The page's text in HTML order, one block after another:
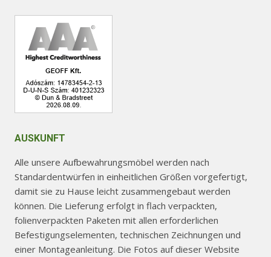
AUSKUNFT
Alle unsere Aufbewahrungsmöbel werden nach
Standardentwürfen in einheitlichen Größen vorgefertigt,
damit sie zu Hause leicht zusammengebaut werden
können. Die Lieferung erfolgt in flach verpackten,
folienverpackten Paketen mit allen erforderlichen
Befestigungselementen, technischen Zeichnungen und
einer Montageanleitung. Die Fotos auf dieser Website